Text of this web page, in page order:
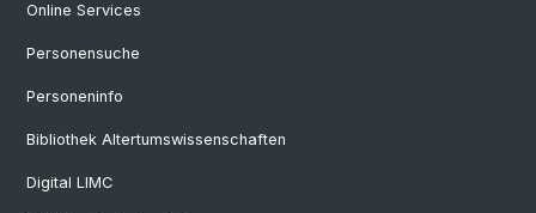
Online Services
Personensuche
Personeninfo
Bibliothek Altertumswissenschaften
Digital LIMC